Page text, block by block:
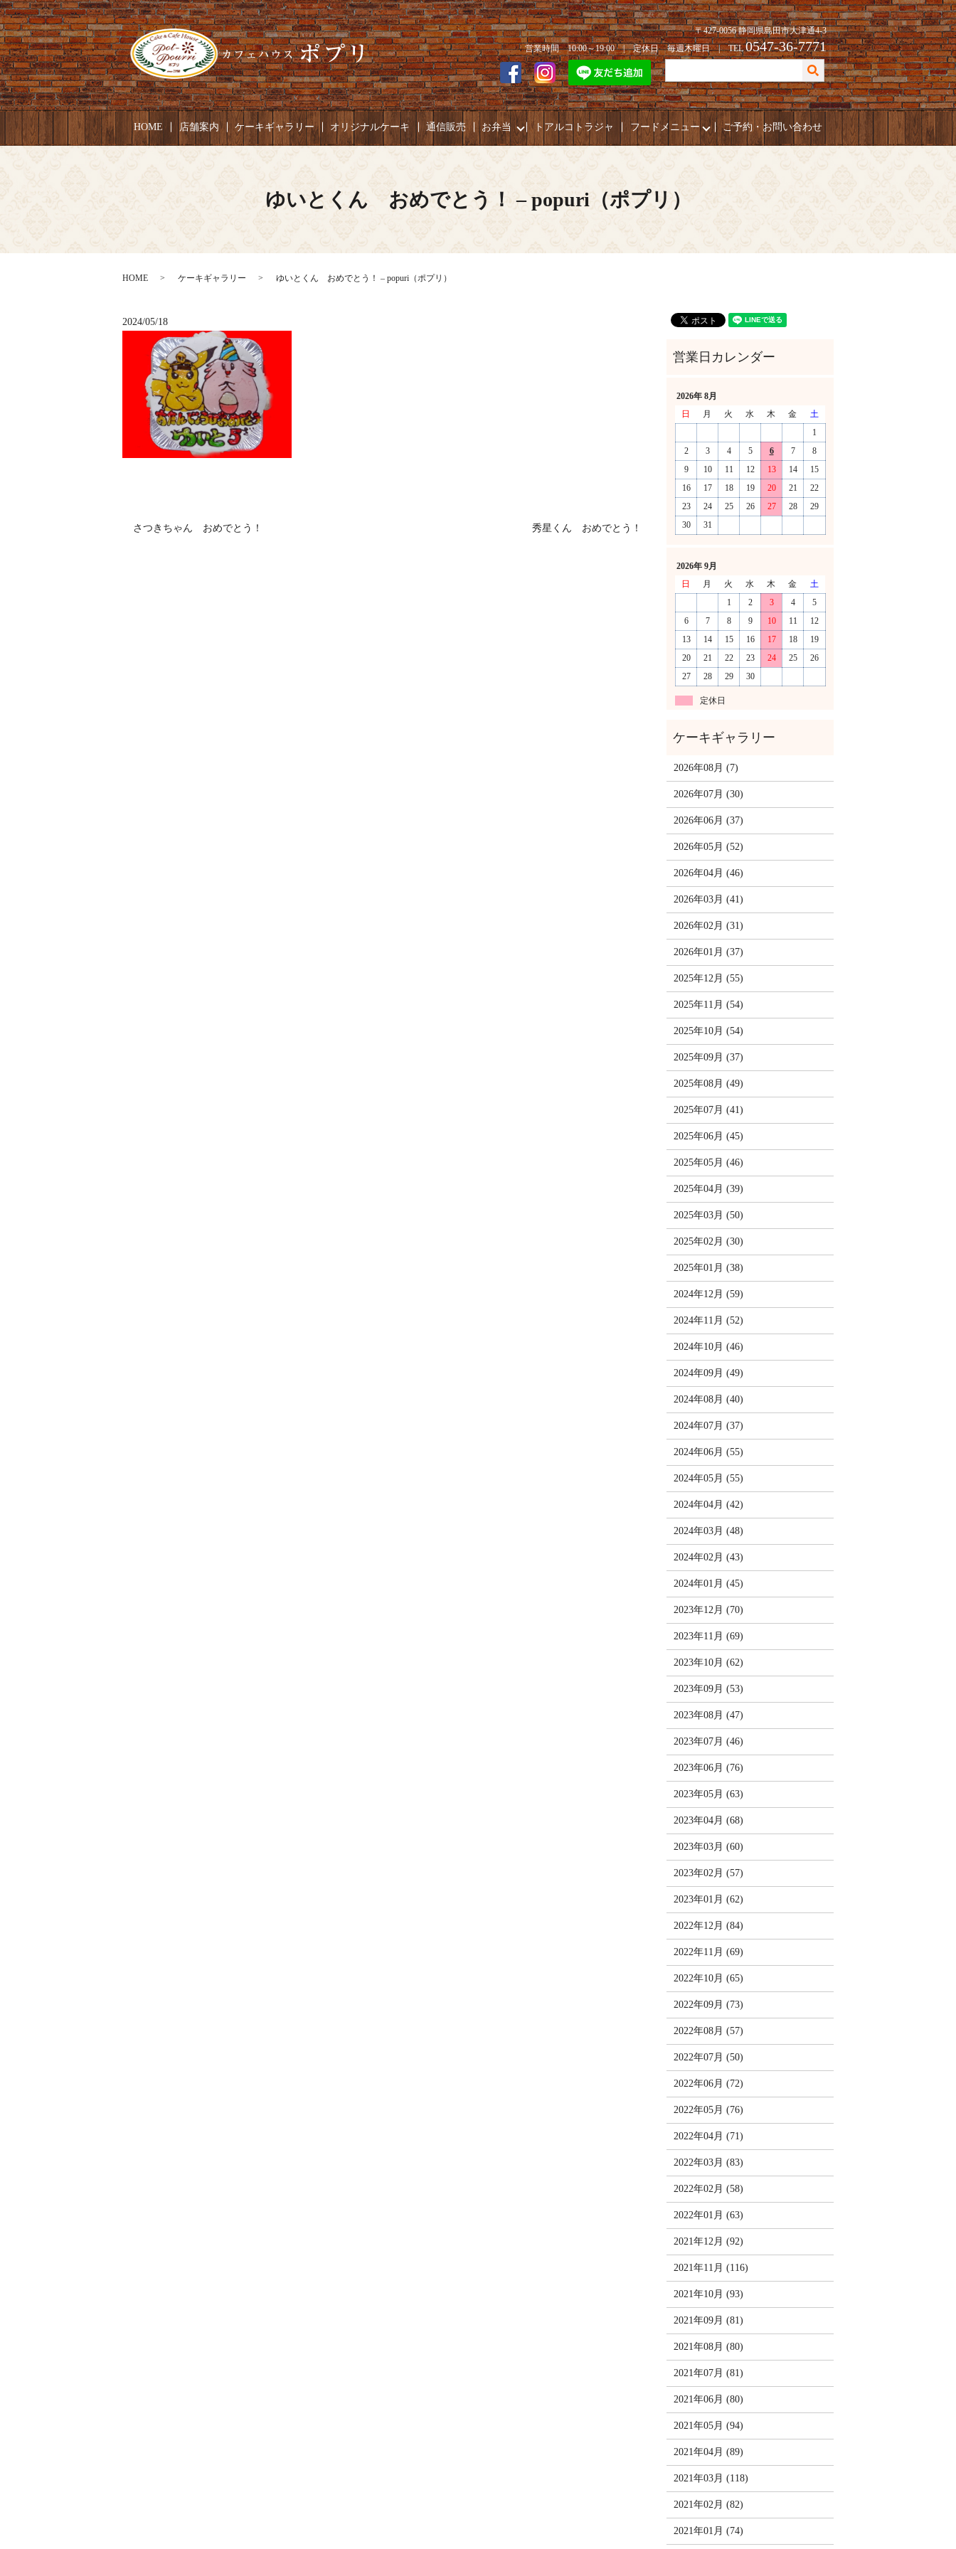
〒427-0056 静岡県島田市大津通4-3
営業時間 10:00～19:00 | 定休日 毎週木曜日 | TEL0547-36-7771
HOME 店舗案内 ケーキギャラリー オリジナルケーキ 通信販売 お弁当 トアルコトラジャ フードメニュー ご予約・お問い合わせ
ゆいとくん おめでとう！ – popuri（ポプリ）
HOME ケーキギャラリー ゆいとくん おめでとう！ – popuri（ポプリ）
2024/05/18
さつきちゃん おめでとう！ 秀星くん おめでとう！
2026年 8月
日
月 火 水 木 金
土
1
2
3 4 5 6 7
8
9
10 11 12 13 14
15
16
17 18 19 20 21
22
23
24 25 26 27 28
29
30
31
2026年 9月
日
月 火 水 木 金
土
1
2 3 4
5
6
7 8 9 10 11
12
13
14 15 16 17 18
19
20
21 22 23 24 25
26
27
28 29 30
定休日
2026年08月 (7)
2026年07月 (30)
2026年06月 (37)
2026年05月 (52)
2026年04月 (46)
2026年03月 (41)
2026年02月 (31)
2026年01月 (37)
2025年12月 (55)
2025年11月 (54)
2025年10月 (54)
2025年09月 (37)
2025年08月 (49)
2025年07月 (41)
2025年06月 (45)
2025年05月 (46)
2025年04月 (39)
2025年03月 (50)
2025年02月 (30)
2025年01月 (38)
2024年12月 (59)
2024年11月 (52)
2024年10月 (46)
2024年09月 (49)
2024年08月 (40)
2024年07月 (37)
2024年06月 (55)
2024年05月 (55)
2024年04月 (42)
2024年03月 (48)
2024年02月 (43)
2024年01月 (45)
2023年12月 (70)
2023年11月 (69)
2023年10月 (62)
2023年09月 (53)
2023年08月 (47)
2023年07月 (46)
2023年06月 (76)
2023年05月 (63)
2023年04月 (68)
2023年03月 (60)
2023年02月 (57)
2023年01月 (62)
2022年12月 (84)
2022年11月 (69)
2022年10月 (65)
2022年09月 (73)
2022年08月 (57)
2022年07月 (50)
2022年06月 (72)
2022年05月 (76)
2022年04月 (71)
2022年03月 (83)
2022年02月 (58)
2022年01月 (63)
2021年12月 (92)
2021年11月 (116)
2021年10月 (93)
2021年09月 (81)
2021年08月 (80)
2021年07月 (81)
2021年06月 (80)
2021年05月 (94)
2021年04月 (89)
2021年03月 (118)
2021年02月 (82)
2021年01月 (74)